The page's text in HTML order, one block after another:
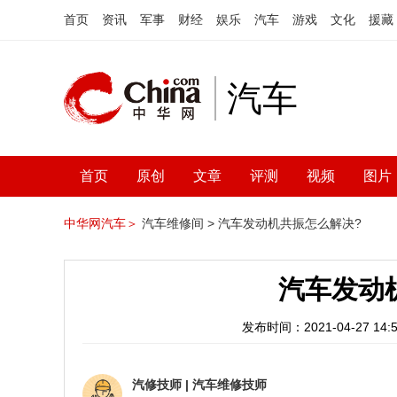
首页 资讯 军事 财经 娱乐 汽车 游戏 文化 援藏
汽车
首页 原创 文章 评测 视频 图片
中华网汽车＞ 汽车维修间 > 汽车发动机共振怎么解决?
汽车发动
发布时间：2021-04-27
汽修技师 | 汽车维修技师